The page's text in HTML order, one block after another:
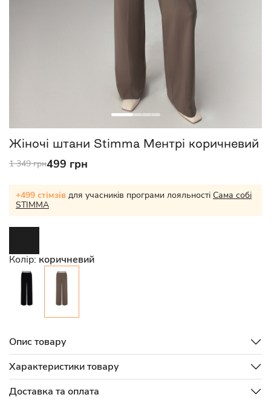
Жіночі штани Stimma Ментрі коричневий
1 349 грн499 грн
+499 стімзів для учасників програми лояльності Сама собі
STIMMA
Колір: коричневий
Опис товару
Характеристики товару
Доставка та оплата